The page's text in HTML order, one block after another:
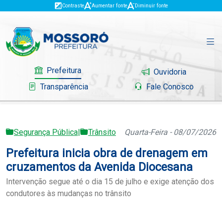
Contraste Aumentar fonte Diminuir fonte
Prefeitura
Ouvidoria
Transparência
Fale Conosco
Governo
Mossoró
Serviços
Segurança Pública| Trânsito Quarta-Feira - 08/07/2026
Prefeitura inicia obra de drenagem em
cruzamentos da Avenida Diocesana
Intervenção segue até o dia 15 de julho e exige atenção dos
condutores às mudanças no trânsito